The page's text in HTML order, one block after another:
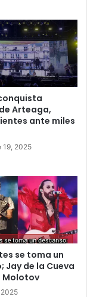
Arteaga,
ante miles
19, 2025
se toma un
Jay de la Cueva
Molotov